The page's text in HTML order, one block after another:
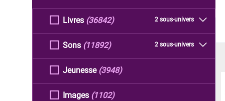
Livres 2 sous-univers
(36842)
Sons 2 sous-univers
(11892)
Jeunesse (3948)
Images (1102)